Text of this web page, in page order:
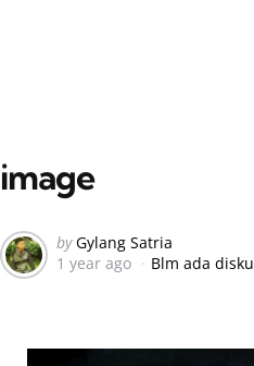
image
Posted
by
by Gylang Satria
1 year ago
Blm ada